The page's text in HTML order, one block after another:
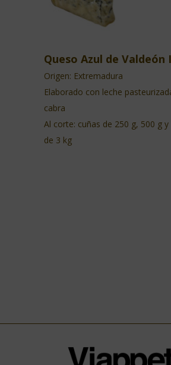
Queso Azul de Valdeón
Origen: Extremadura
Elaborado con leche
cabra
Al corte: cuñas de 250 g, 500 g
de 3 kg